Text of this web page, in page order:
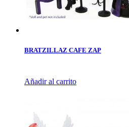
BRATZILLAZ CAFE ZAP
Añadir al carrito